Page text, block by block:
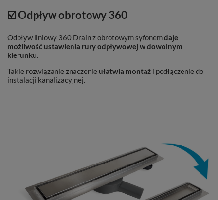
☑️ Odpływ obrotowy 360
Odpływ liniowy 360 Drain z obrotowym syfonemdaje
możliwość ustawienia rury odpływowej w dowolnym
kierunku
Takie rozwiązanie znaczenie ułatwia montaż i podłączenie do
instalacji kanalizacyjnej.